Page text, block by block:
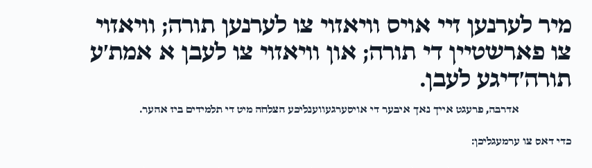
2 years ago
$50.00
$28.00
$50.00
מיר לערנען זיי אויס וויאזוי צו לערנען תורה; וויאזוי
צו פארשטיין די תורה; און וויאזוי צו לעבן א אמת׳ע
תורה׳דיגע לעבן.
אדרבה, פרעגט אייך נאך איבער די אויסערגעווענליכע הצלחה מיט די תלמידים ביז אהער.
כדי דאס צו ערמעגליכן: